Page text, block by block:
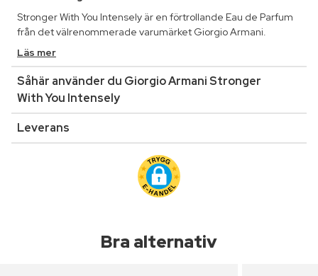
Stronger With You Intensely är en förtrollande Eau de Parfum
från det välrenommerade varumärket Giorgio Armani.
Läs mer
Såhär använder du Giorgio Armani Stronger
With You Intensely
Leverans
Bra alternativ